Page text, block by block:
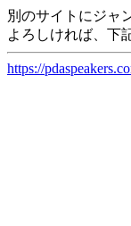
別のサイトにジャ
よろしければ、下
https://